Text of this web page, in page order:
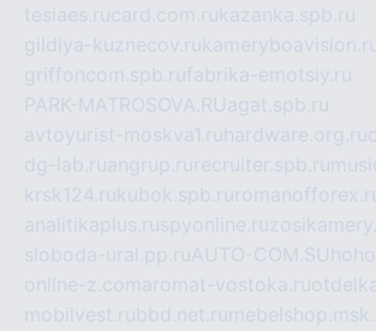
tesiaes.rucard.com.rukazanka.spb.ru
gildiya-kuznecov.ru
griffoncom.spb.rufabrika-emotsiy.ru
PARK-MATROSOVA.RUagat.spb.ru
avtoyurist-moskva1.ru hardware.org.ru
dg-lab.ruangrup.ru recruiter.spb.ru
krsk124.rukubok.spb.ru
analitikaplus.ruspyonline.ru
sloboda-ural.pp.ruAUTO-COM.SU
online-z.comaromat-vostoka.ru
mobilvest.rubbd.net.ru